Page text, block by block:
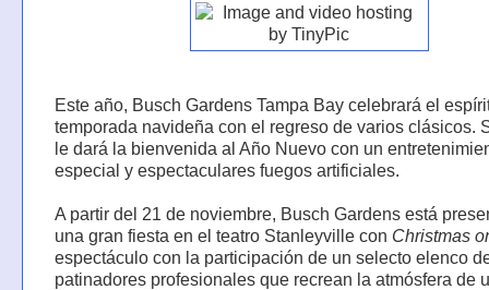
Este año, Busch Gardens Tampa Bay celebrará el
temporada navideña con el regreso de varios clásicos.
le dará la bienvenida al Año Nuevo con un
especial y espectaculares fuegos artificiales.
A partir del 21 de noviembre, Busch Gardens está
una gran fiesta en el teatro Stanleyville con Christmas
espectáculo con la participación de un selecto elenco
patinadores profesionales que recrean la atmósfera de